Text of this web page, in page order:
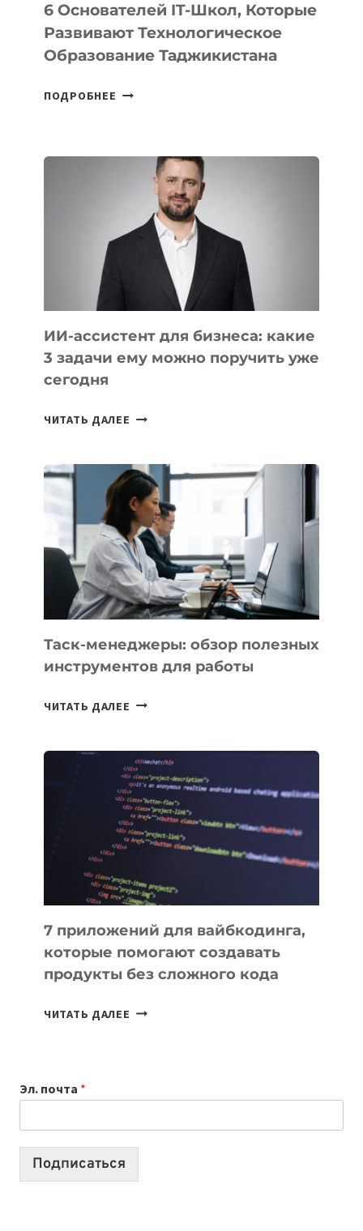
6 Основателей IT-Школ, Которые
Развивают Технологическое
Образование Таджикистана
ПОДРОБНЕЕ
КОТОРЫЕ
РАЗВИВАЮТ
ТЕХНОЛОГИЧЕСКОЕ
ОБРАЗОВАНИЕ
ТАДЖИКИСТАНА
ИИ-ассистент для бизнеса: какие
3 задачи ему можно поручить уже
сегодня
ЧИТАТЬ ДАЛЕЕ ИИ-
БИЗНЕСА:
КАКИЕ
3
ЗАДАЧИ
ЕМУ
МОЖНО
ПОРУЧИТЬ
УЖЕ
Таск-менеджеры: обзор полезных
инструментов для работы
ЧИТАТЬ ДАЛЕЕ ТАСК-
ПОЛЕЗНЫХ
ИНСТРУМЕНТОВ
ДЛЯ
РАБОТЫ
7 приложений для вайбкодинга,
которые помогают создавать
продукты без сложного кода
ЧИТАТЬ ДАЛЕЕ 7
СОЗДАВАТЬ
ПРОДУКТЫ
Эл. почта *
Подписаться